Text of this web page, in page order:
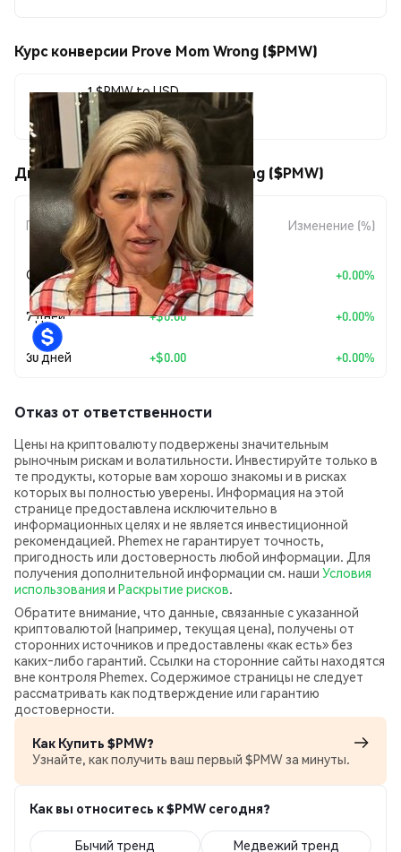
Курс конверсии Prove Mom Wrong ($PMW)
1 $PMW to USD
$0.00001026
Движения цены Prove Mom Wrong ($PMW)
Период
Изменение
суммы
Изменение (%)
Сегодня +$0.00 +0.00%
7 дней +$0.00 +0.00%
30 дней +$0.00 +0.00%
Отказ от ответственности
Цены на криптовалюту подвержены значительным
рыночным рискам и волатильности. Инвестируйте только в
те продукты, которые вам хорошо знакомы и в рисках
которых вы полностью уверены. Информация на этой
странице предоставлена исключительно в
информационных целях и не является инвестиционной
рекомендацией. Phemex не гарантирует точность,
пригодность или достоверность любой информации. Для
получения дополнительной информации см. наши Условия
использования и Раскрытие рисков.
Обратите внимание, что данные, связанные с указанной
криптовалютой (например, текущая цена), получены от
сторонних источников и предоставлены «как есть» без
каких‑либо гарантий. Ссылки на сторонние сайты находятся
вне контроля Phemex. Содержимое страницы не следует
рассматривать как подтверждение или гарантию
достоверности.
Как Купить $PMW?
Узнайте, как получить ваш первый $PMW за минуты.
Как вы относитесь к $PMW сегодня?
Бычий тренд Медвежий тренд